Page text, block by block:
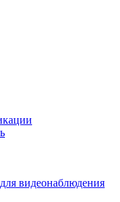
видеонаблюдения